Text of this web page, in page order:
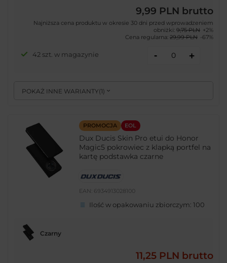
POKAŻ INNE WARIANTY( 1)
9,99 PLN brutto
Najniższa cena produktu w okresie 30 dni przed wprowadzeniem
obniżki: 9,75 PLN +2%
Cena regularna: 29,99 PLN -67%
42 szt. w magazynie - +
PROMOCJA EOL
Dux Ducis Skin Pro etui do Honor
Magic5 pokrowiec z klapką portfel na
kartę podstawka czarne
EAN: 6934913028100
Ilość w opakowaniu zbiorczym:100
Czarny
11,25 PLN brutto